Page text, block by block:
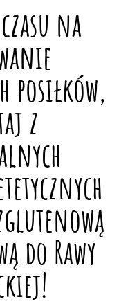
na
posiłków,
z
do Rawy